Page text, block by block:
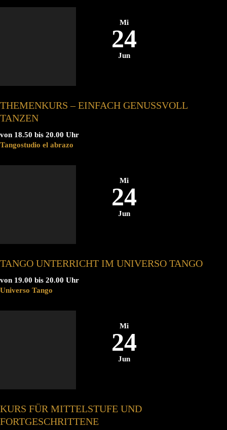
Mi
24
Jun
THEMENKURS – EINFACH GENUSSVOLL
TANZEN
von 18.50 bis 20.00 Uhr
Tangostudio el abrazo
Mi
24
Jun
TANGO UNTERRICHT IM UNIVERSO TANGO
von 19.00 bis 20.00 Uhr
Universo Tango
Mi
24
Jun
KURS FÜR MITTELSTUFE UND
FORTGESCHRITTENE